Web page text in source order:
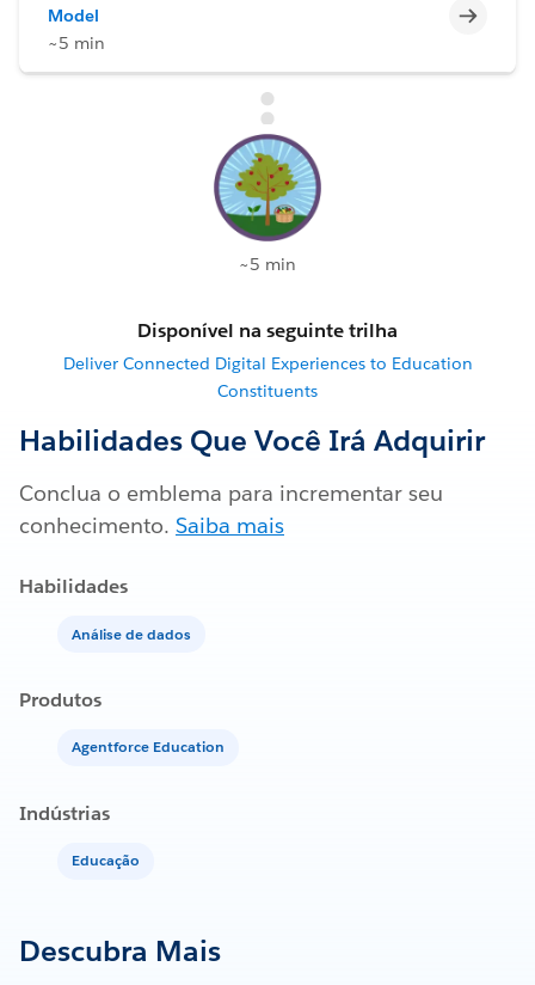
Model
~5 min
~5 min
Disponível na seguinte trilha
Deliver Connected Digital Experiences to Education
Constituents
Habilidades Que Você Irá Adquirir
Conclua o emblema para incrementar seu
conhecimento. Saiba mais
Habilidades
Análise de dados
Produtos
Agentforce Education
Indústrias
Educação
Descubra Mais